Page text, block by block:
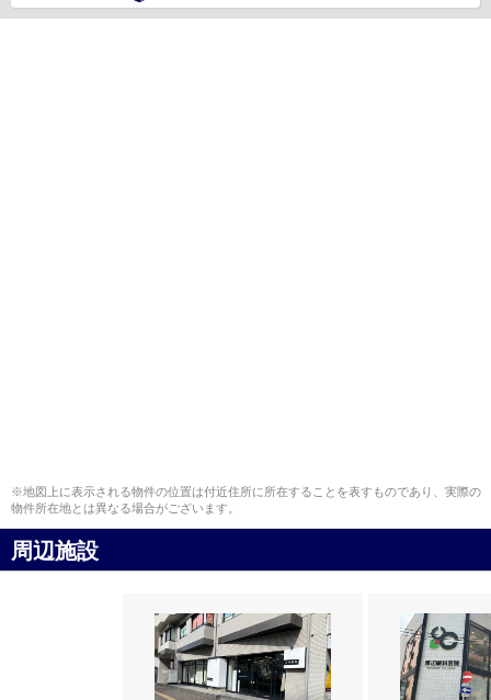
※地図上に表示される物件の位置は付近住所に所在することを表すものであり、実際の
物件所在地とは異なる場合がございます。
周辺施設